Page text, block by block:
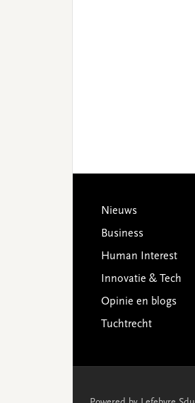
Footer
Nieuws
Business
Human Interest
Innovatie & Tech
Opinie en blogs
Tuchtrecht